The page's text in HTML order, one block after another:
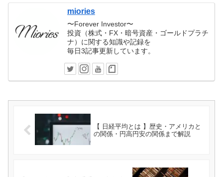
miories
〜Forever Investor〜
投資（株式・FX・暗号資産・ゴールドプラチ
ナ）に関する知識や記録を
毎日3記事更新しています。
【 日経平均とは 】歴史・アメリカと
の関係・円高円安の関係まで解説